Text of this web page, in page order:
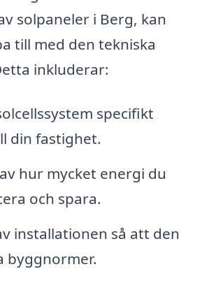
solpaneler i Berg, kan
till med den tekniska
inkluderar:
specifikt
din fastighet.
hur mycket energi du
och spara.
installationen så att den
byggnormer.